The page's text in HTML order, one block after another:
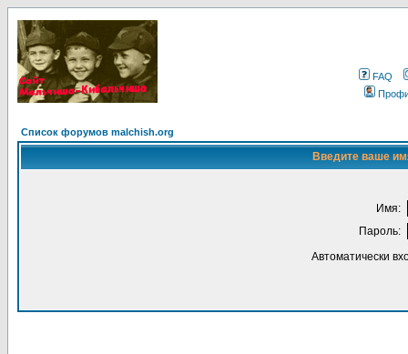
FAQ
Список форумов malchish.org
Введите ваше
Имя:
Пароль:
Автоматически